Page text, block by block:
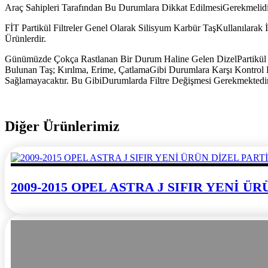
Araç Sahipleri Tarafından Bu Durumlara Dikkat
FİT Partikül Filtreler Genel Olarak Silisyum Karbür
Ürünlerdir.
Günümüzde Çokça Rastlanan Bir Durum Haline Gelen
Bulunan Taş; Kırılma, Erime, ÇatlamaGibi Durumlara Karşı Kontrol
Sağlamayacaktır. Bu GibiDurumlarda Filtre Değişmesi
Diğer Ürünlerimiz
2009-2015 OPEL ASTRA J SIFIR YENİ